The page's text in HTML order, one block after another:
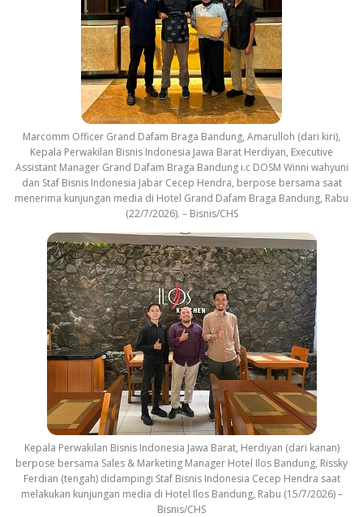
Marcomm Officer Grand Dafam Braga Bandung, Amarulloh (dari kiri),
Kepala Perwakilan Bisnis Indonesia Jawa Barat Herdiyan, Executive
Assistant Manager Grand Dafam Braga Bandung i.c DOSM Winni wahyuni
dan Staf Bisnis Indonesia Jabar Cecep Hendra, berpose bersama saat
menerima kunjungan media di Hotel Grand Dafam Braga Bandung, Rabu
(22/7/2026). – Bisnis/CHS
Kepala Perwakilan Bisnis Indonesia Jawa Barat, Herdiyan (dari kanan)
berpose bersama Sales & Marketing Manager Hotel Ilos Bandung, Rissky
Ferdian (tengah) didampingi Staf Bisnis Indonesia Cecep Hendra saat
melakukan kunjungan media di Hotel Ilos Bandung, Rabu (15/7/2026) –
Bisnis/CHS